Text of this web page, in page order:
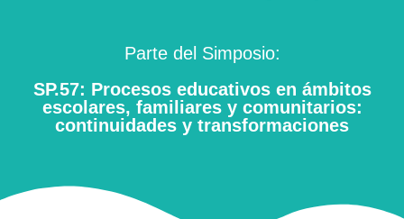
Parte del Simposio:
SP.57: Procesos educativos en ámbitos
escolares, familiares y comunitarios:
continuidades y transformaciones